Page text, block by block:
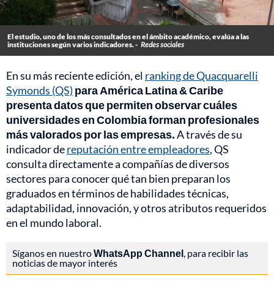
El estudio, uno de los más consultados en el ámbito académico, evalúa a las
instituciones según varios indicadores. - Redes sociales
En su más reciente edición, el ranking de Quacquarelli
Symonds (QS) para América Latina & Caribe
presenta datos que permiten observar cuáles
universidades en Colombia forman profesionales
más valorados por las empresas.A través de su
indicador dereputación entre empleadores, QS
consulta directamente a compañías de diversos
sectores para conocer qué tan bien preparan los
graduados en términos de habilidades técnicas,
adaptabilidad, innovación, y otros atributos requeridos
en el mundo laboral.
Síganos en nuestroWhatsApp Channel, para recibir las
noticias de mayor interés